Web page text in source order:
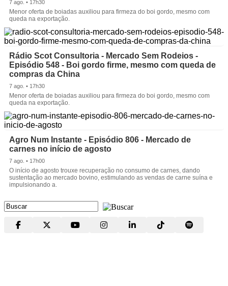
7 ago. • 17h30
Menor oferta de boiadas auxiliou para firmeza do boi gordo, mesmo com
queda na exportação.
Rádio Scot Consultoria - Mercado Sem Rodeios -
Episódio 548 - Boi gordo firme, mesmo com queda de
compras da China
7 ago. • 17h30
Menor oferta de boiadas auxiliou para firmeza do boi gordo, mesmo com
queda na exportação.
Agro Num Instante - Episódio 806 - Mercado de
carnes no início de agosto
7 ago. • 17h00
O início de agosto trouxe recuperação no consumo de carnes, dando
sustentação ao mercado bovino, estimulando as vendas de carne suína e
impulsionando a.